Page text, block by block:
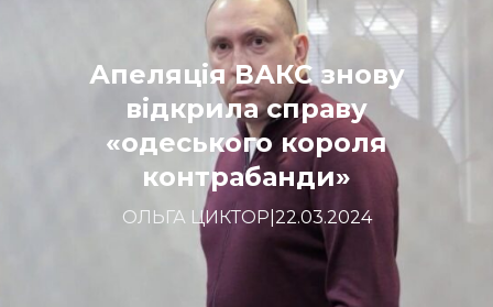
Апеляція ВАКС знову
відкрила справу
«одеського короля
контрабанди»
ОЛЬГА ЦИКТОР 22.03.2024